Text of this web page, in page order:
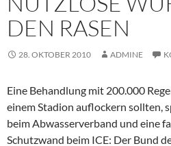
DEN RASEN
28. OKTOBER 2010 ADMINE
Eine Behandlung mit 200.000
einem Stadion auflockern sollten,
beim Abwasserverband und eine
Schutzwand beim ICE: Der Bund